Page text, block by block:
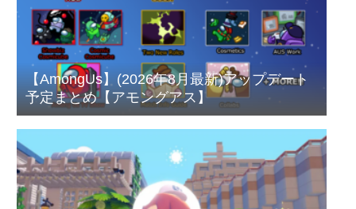
【AmongUs】(2026年8月最新)アップデート
予定まとめ【アモングアス】